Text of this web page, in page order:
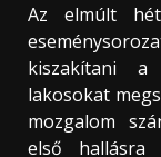
Az elmúlt
kiszakítani a
lakosokat
mozgalom
első hallásra